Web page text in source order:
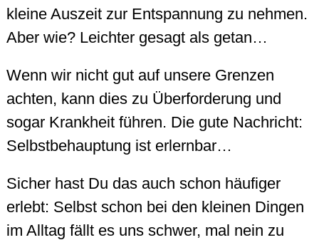
kleine Auszeit zur Entspannung zu nehmen.
Aber wie? Leichter gesagt als getan…
Wenn wir nicht gut auf unsere Grenzen
achten, kann dies zu Überforderung und
sogar Krankheit führen. Die gute Nachricht:
Selbstbehauptung ist erlernbar…
Sicher hast Du das auch schon häufiger
erlebt: Selbst schon bei den kleinen Dingen
im Alltag fällt es uns schwer, mal nein zu